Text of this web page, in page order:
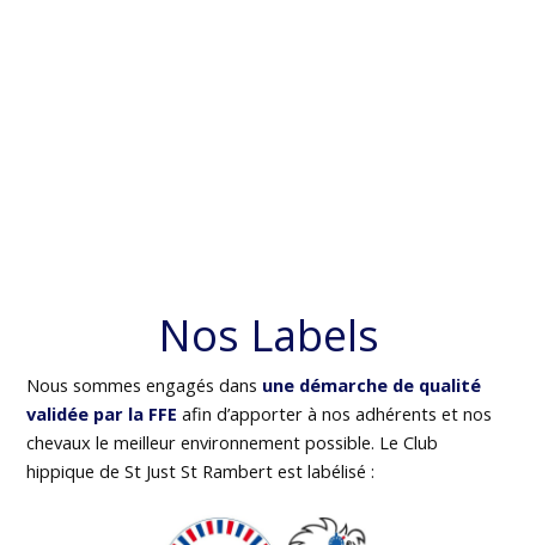
Nos Labels
Nous sommes engagés dans une démarche de qualité
validée par la FFE afin d’apporter à nos adhérents et nos
chevaux le meilleur environnement possible. Le Club
hippique de St Just St Rambert est labélisé :